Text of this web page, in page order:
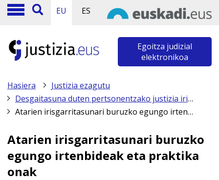
EU ES
Egoitza judizial
elektronikoa
Hasiera
Justizia ezagutu
Desgaitasuna duten pertsonentzako justizia irisgarria
Atarien irisgarritasunari buruzko egungo irtenbideak eta praktika onak
Atarien irisgarritasunari buruzko
egungo irtenbideak eta praktika
onak